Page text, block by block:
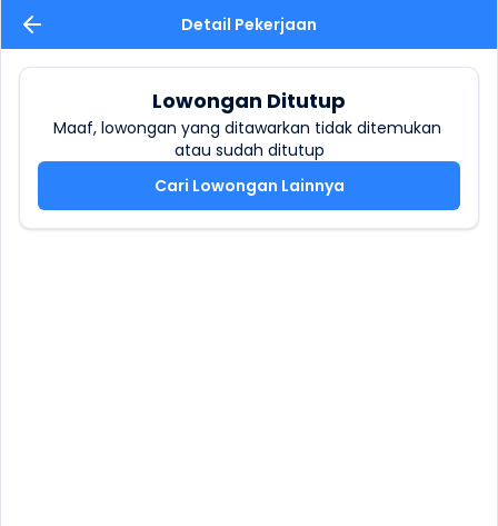
Detail Pekerjaan
Lowongan Ditutup
Maaf, lowongan yang ditawarkan tidak ditemukan
atau sudah ditutup
Cari Lowongan Lainnya